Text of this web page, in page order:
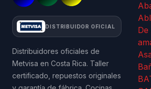
DISTRIBUIDOR OFICIAL
Distribuidores oficiales de
Metvisa en Costa Rica. Taller
certificado, repuestos originales
De